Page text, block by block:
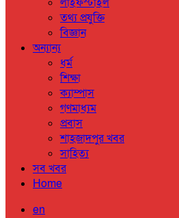
তথ্য প্রযুক্তি
বিজ্ঞান
অন্যান্য
ধর্ম
শিক্ষা
ক্যাম্পাস
গণমাধ্যম
প্রবাস
শাহজাদপুর খবর
সাহিত্য
সব খবর
Home
en